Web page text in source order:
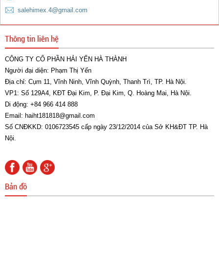
Cổ Cong 500A
salehimex.4@gmail.com
Thông tin liên hệ
CÔNG TY CỔ PHẦN HẢI YẾN HÀ THÀNH
Người đại diện: Phạm Thị Yến
Địa chỉ: Cụm 11, Vĩnh Ninh, Vĩnh Quỳnh, Thanh Trì, TP. Hà Nội.
VP1: Số 129A4, KĐT Đại Kim, P. Đại Kim, Q. Hoàng Mai, Hà Nội.
Di động: +84 966 414 888
Email: haiht181818@gmail.com
Số CNĐKKD: 0106723545 cấp ngày 23/12/2014 của Sở KH&ĐT TP. Hà
Nội.
Bản đồ